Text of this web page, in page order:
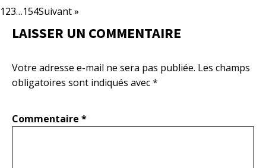
123…154Suivant »
LAISSER UN COMMENTAIRE
Votre adresse e-mail ne sera pas publiée. Les champs
obligatoires sont indiqués avec*
Commentaire *